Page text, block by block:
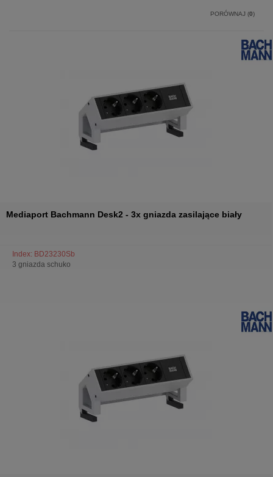
PORÓWNAJ (0)
Mediaport Bachmann Desk2 - 3x gniazda zasilające biały
Index: BD23230Sb
3 gniazda schuko